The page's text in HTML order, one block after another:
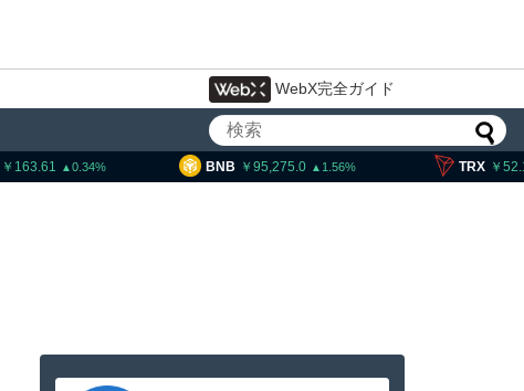
WebX完全ガイド
163.61 0.34 BNB 95,275.0 1.56 TRX 52.10